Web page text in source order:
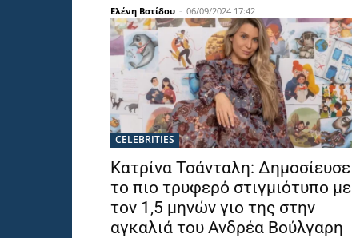
Ελένη Βατίδου - 06/09/2024 17:42
CELEBRITIES
Κατρίνα Τσάνταλη: Δημοσίευσε
το πιο τρυφερό στιγμιότυπο με
τον 1,5 μηνών γιο της στην
αγκαλιά του Ανδρέα Βούλγαρη